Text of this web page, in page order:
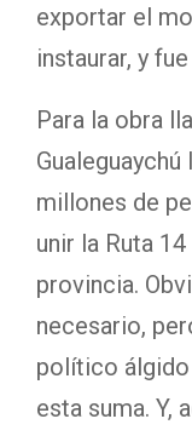
exportar el
instaurar, y
Para la obra
millones de
unir la Ruta
provincia.
necesario,
político álgido
esta suma. Y,